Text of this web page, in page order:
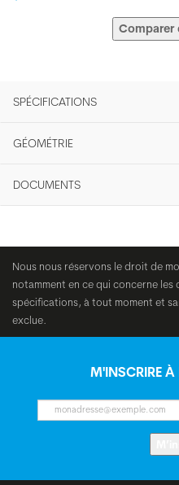
Comparer
SPÉCIFICATIONS
GÉOMÉTRIE
DOCUMENTS
Nous nous réservons le droit de
notamment en ce qui concerne les
spécifications, à tout moment et
exclue.
M'INSCRIRE À